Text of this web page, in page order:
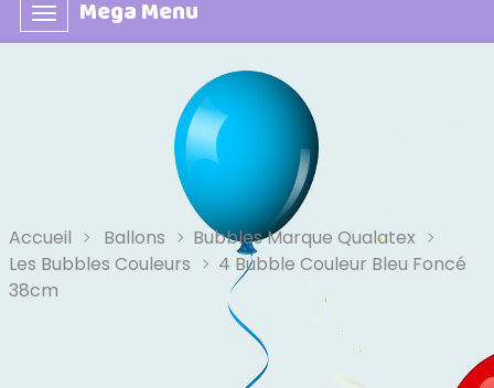
Basculer
la
Mega Menu
Accueil Ballons
Bubbles Marque Qualatex
Les Bubbles Couleurs
4 Bubble Couleur Bleu Foncé
38cm